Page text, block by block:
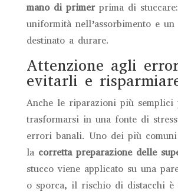
mano di primerprima di
uniformità nell’assorbimento e
destinato a durare.
Attenzione agli
evitarli e
Anche le riparazioni più semplici
trasformarsi in una fonte di
errori banali. Uno dei più
la corretta preparazione delle
stucco viene applicato su una
o sporca, il rischio di distacchi è